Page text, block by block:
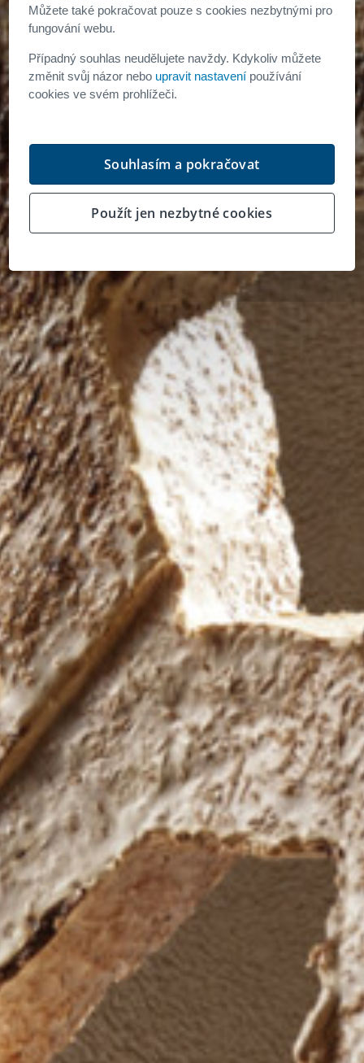
Zveme vás na výstavu
interiéru budoucnosti!
Můžete také pokračovat pouze s cookies nezbytnými pro
fungování webu.
Případný souhlas neudělujete navždy. Kdykoliv můžete
změnit svůj názor nebo upravit nastavení používání
cookies ve svém prohlížeči.
Souhlasím a pokračovat
Použít jen nezbytné cookies